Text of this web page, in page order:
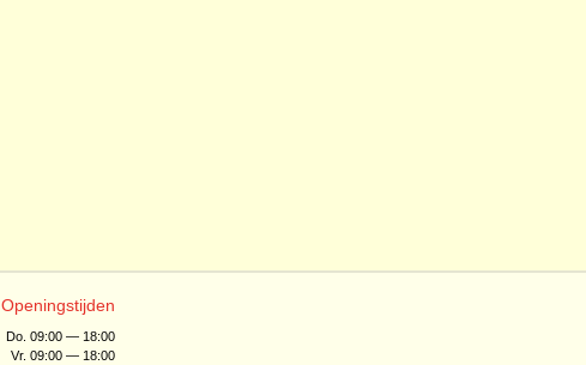
Openingstijden
Do. 09:00 — 18:00
Vr. 09:00 — 18:00